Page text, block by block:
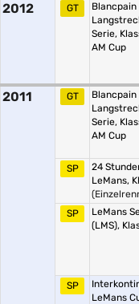
2012 GT
Blancpain
Serie,
AM Cup
2011 GT
Blancpain
Serie,
AM Cup
SP
24
LeMans,
SP
LeMans
(LMS),
SP
LeMans